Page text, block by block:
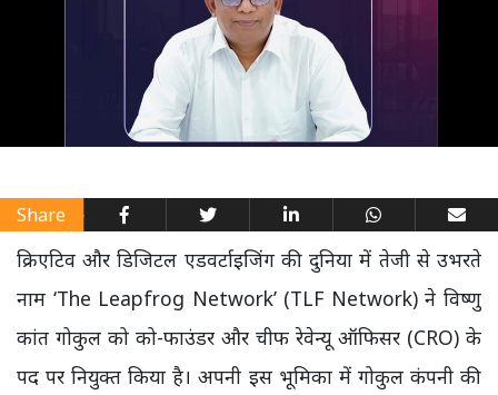
Share
क्रिएटिव और डिजिटल एडवर्टाइजिंग की दुनिया में तेजी से उभरते
नाम ‘The Leapfrog Network’ (TLF Network) ने विष्णु
कांत गोकुल को को-फाउंडर और चीफ रेवेन्यू ऑफिसर (CRO) के
पद पर नियुक्त किया है। अपनी इस भूमिका में गोकुल कंपनी की